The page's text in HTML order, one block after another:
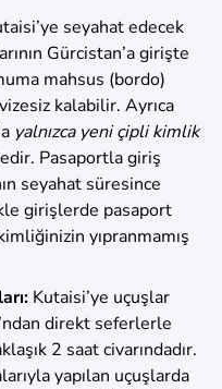
seyahat edecek
Gürcistan’a girişte
mahsus (bordo)
kalabilir. Ayrıca
yalnızca yeni çipli kimlik
Pasaportla giriş
seyahat süresince
girişlerde pasaport
yıpranmamış
Kutaisi’ye uçuşlar
direkt seferlerle
2 saat civarındadır.
yapılan uçuşlarda